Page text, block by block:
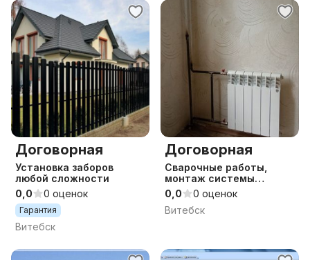
Договорная
Установка заборов
любой сложности
0,0
0 оценок
Гарантия
Витебск
Договорная
Сварочные работы,
монтаж системы
отопления
0,0
0 оценок
Витебск